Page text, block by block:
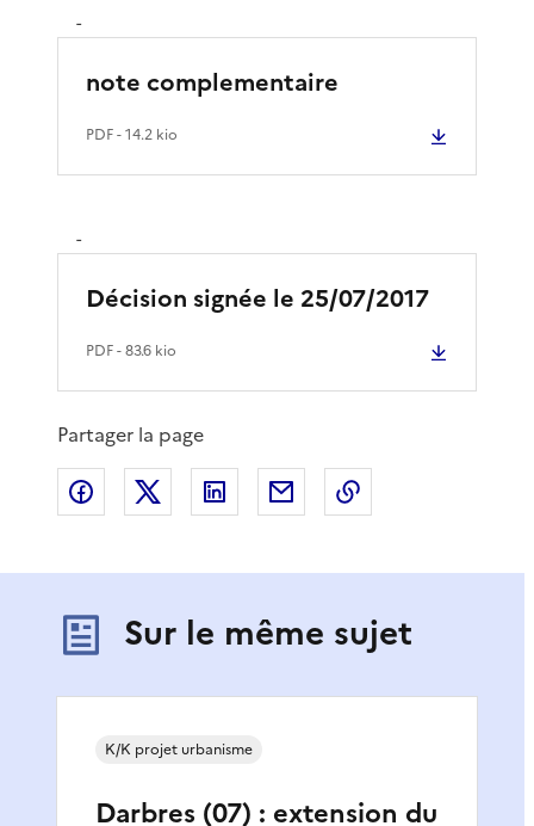
-
note complementaire
PDF- 14.2 kio
-
Décision signée le 25/07/2017
PDF- 83.6 kio
Partager la page
Partager sur Facebook
Partager sur XPartager sur LinkedIn
Partager par email
Sur le même sujet
Darbres (07) : extension du
K/K projet urbanisme